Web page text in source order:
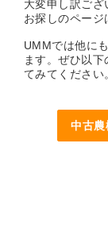
大変申し訳ござ
お探しのページ
UMMでは他に
ます。ぜひ以
てみてください
中古農